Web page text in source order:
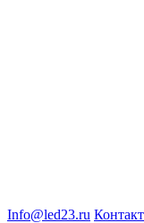
Info@led23.ru